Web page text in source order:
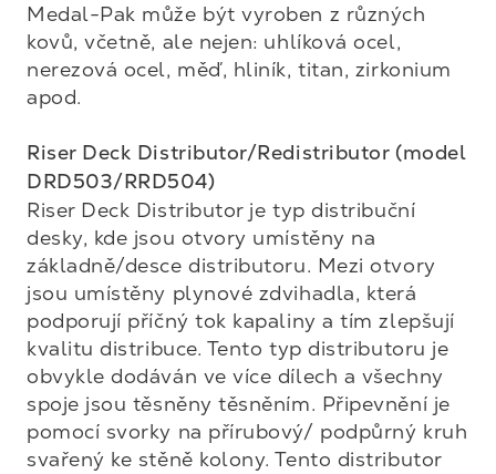
Medal-Pak může být vyroben z různých
kovů, včetně, ale nejen: uhlíková ocel,
nerezová ocel, měď, hliník, titan, zirkonium
apod.
Riser Deck Distributor/Redistributor (model
DRD503/RRD504)
Riser Deck Distributor je typ distribuční
desky, kde jsou otvory umístěny na
základně/desce distributoru. Mezi otvory
jsou umístěny plynové zdvihadla, která
podporují příčný tok kapaliny a tím zlepšují
kvalitu distribuce. Tento typ distributoru je
obvykle dodáván ve více dílech a všechny
spoje jsou těsněny těsněním. Připevnění je
pomocí svorky na přírubový/ podpůrný kruh
svařený ke stěně kolony. Tento distributor